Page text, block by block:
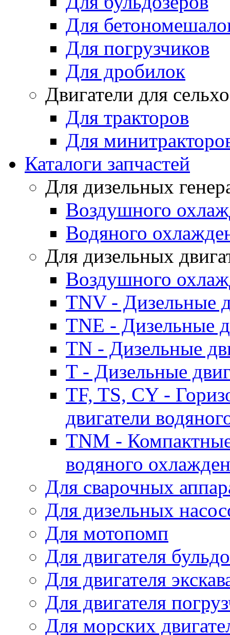
Для
Для погрузчиков
Для дробилок
Двигатели для
Для тракторов
Для
Каталоги запчастей
Для дизельных
Воздушного
Водяного
Для дизельных
Воздушного
TNV - Дизельные
TNE - Дизельные
TN - Дизельные
T - Дизельные
TF, TS, CY -
двигатели
TNM -
водяного
Для сварочных
Для дизельных
Для мотопомп
Для двигателя
Для двигателя
Для двигателя
Для морских